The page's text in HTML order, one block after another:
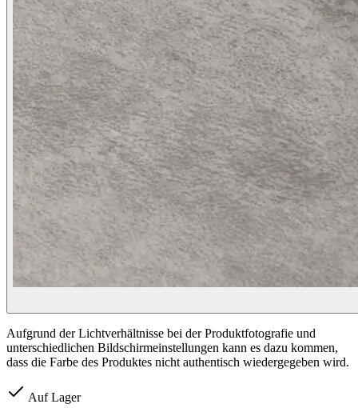
Aufgrund der Lichtverhältnisse bei der Produktfotografie und
unterschiedlichen Bildschirmeinstellungen kann es dazu kommen,
dass die Farbe des Produktes nicht authentisch wiedergegeben wird.
Auf Lager